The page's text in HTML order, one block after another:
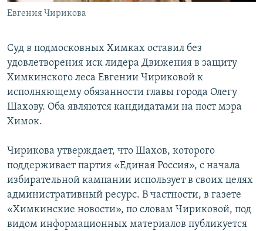
Все сайты РСЕ/РС
Евгения Чирикова
Суд в подмосковных Химках оставил без
удовлетворения иск лидера Движения в защиту
Химкинского леса Евгении Чириковой к
исполняющему обязанности главы города Олегу
Шахову. Оба являются кандидатами на пост мэра
Химок.
Чирикова утверждает, что Шахов, которого
поддерживает партия «Единая Россия», с начала
избирательной кампании использует в своих целях
административный ресурс. В частности, в газете
«Химкинские новости», по словам Чириковой, под
видом информационных материалов публикуется